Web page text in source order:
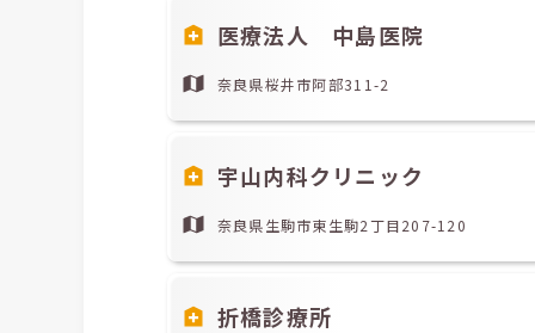
医療法人 中島医院
奈良県桜井市阿部311-2
宇山内科クリニック
奈良県生駒市東生駒2丁目207-120
折橋診療所